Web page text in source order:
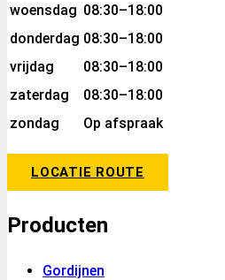
woensdag 08:30–18:00
donderdag 08:30–18:00
vrijdag
08:30–18:00
zaterdag
08:30–18:00
zondag
Op afspraak
LOCATIE ROUTE
Producten
Gordijnen